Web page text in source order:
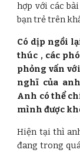
hợp với các
bạn trẻ trên
Có dịp ngồi
thúc , các
phỏng vấn
nghĩ của
Anh có thể
mình được
Hiện tại thì
đang trong